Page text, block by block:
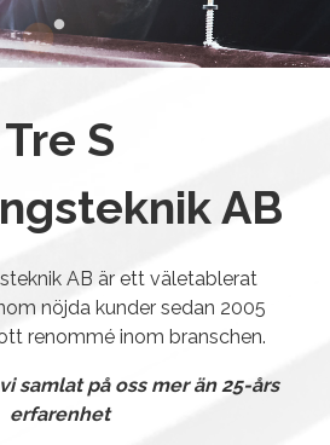
Tre S
AB
AB är ett väletablerat
nöjda kunder sedan 2005
renommé inom branschen.
samlat på oss mer än 25-års
erfarenhet